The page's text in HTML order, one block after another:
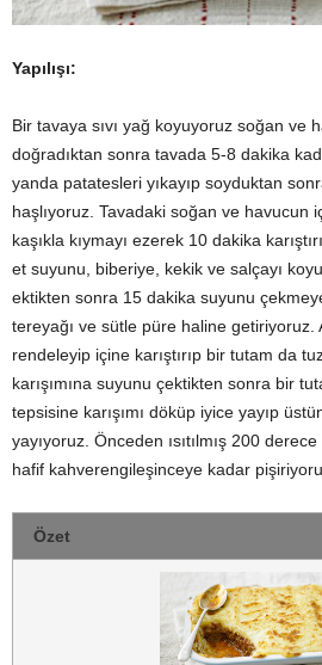
Yapılışı:
Bir tavaya sıvı yağ koyuyoruz soğan ve
doğradıktan sonra tavada 5-8 dakika
yanda patatesleri yıkayıp soyduktan
haşlıyoruz. Tavadaki soğan ve havucun
kaşıkla kıymayı ezerek 10 dakika
et suyunu, biberiye, kekik ve salçayı
ektikten sonra 15 dakika suyunu
tereyağı ve sütle püre haline getiriyoruz.
rendeleyip içine karıştırıp bir tutam da
karışımına suyunu çektikten sonra bir
tepsisine karışımı döküp iyice yayıp
yayıyoruz. Önceden ısıtılmış 200
hafif kahverengileşinceye kadar
Özet